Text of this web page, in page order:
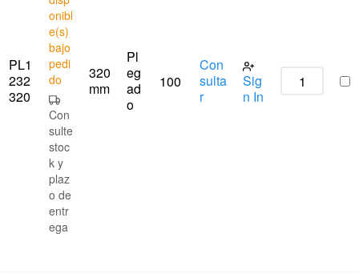
PL1
232
320
onibl
e(s)
bajo
pedi
do
Con
sulte
stoc
k y
plaz
o de
entr
ega
320
mm
Pl
eg
ad
o
100
Con
sulta
r
Sig
n In